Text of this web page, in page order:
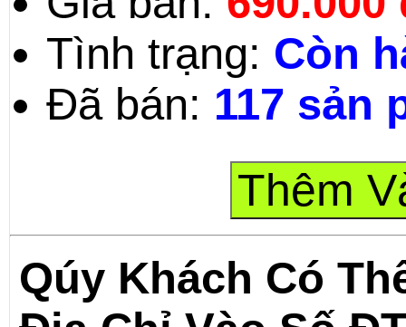
Tình trạng: Còn
Đã bán: 117 sản
Qúy Khách Có